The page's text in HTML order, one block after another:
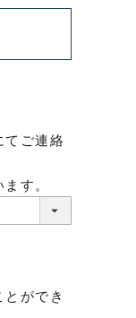
てご連絡
す。
ができ